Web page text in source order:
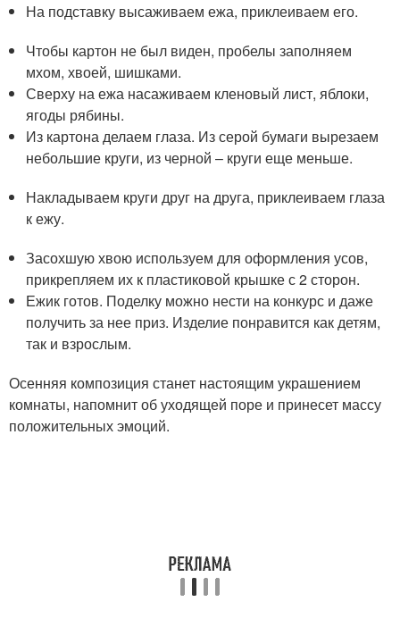
На подставку высаживаем ежа, приклеиваем его.
Чтобы картон не был виден, пробелы заполняем
мхом, хвоей, шишками.
Сверху на ежа насаживаем кленовый лист, яблоки,
ягоды рябины.
Из картона делаем глаза. Из серой бумаги вырезаем
небольшие круги, из черной – круги еще меньше.
Накладываем круги друг на друга, приклеиваем глаза
к ежу.
Засохшую хвою используем для оформления усов,
прикрепляем их к пластиковой крышке с 2 сторон.
Ежик готов. Поделку можно нести на конкурс и даже
получить за нее приз. Изделие понравится как детям,
так и взрослым.
Осенняя композиция станет настоящим украшением
комнаты, напомнит об уходящей поре и принесет массу
положительных эмоций.